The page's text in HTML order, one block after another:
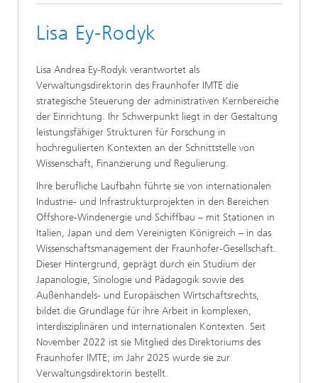
Lisa Ey-Rodyk
Lisa Andrea Ey-Rodyk verantwortet als
Verwaltungsdirektorin des Fraunhofer IMTE die
strategische Steuerung der administrativen Kernbereiche
der Einrichtung. Ihr Schwerpunkt liegt in der Gestaltung
leistungsfähiger Strukturen für Forschung in
hochregulierten Kontexten an der Schnittstelle von
Wissenschaft, Finanzierung und Regulierung.
Ihre berufliche Laufbahn führte sie von internationalen
Industrie- und Infrastrukturprojekten in den Bereichen
Offshore-Windenergie und Schiffbau – mit Stationen in
Italien, Japan und dem Vereinigten Königreich – in das
Wissenschaftsmanagement der Fraunhofer-Gesellschaft.
Dieser Hintergrund, geprägt durch ein Studium der
Japanologie, Sinologie und Pädagogik sowie des
Außenhandels- und Europäischen Wirtschaftsrechts,
bildet die Grundlage für ihre Arbeit in komplexen,
interdisziplinären und internationalen Kontexten. Seit
November 2022 ist sie Mitglied des Direktoriums des
Fraunhofer IMTE; im Jahr 2025 wurde sie zur
Verwaltungsdirektorin bestellt.